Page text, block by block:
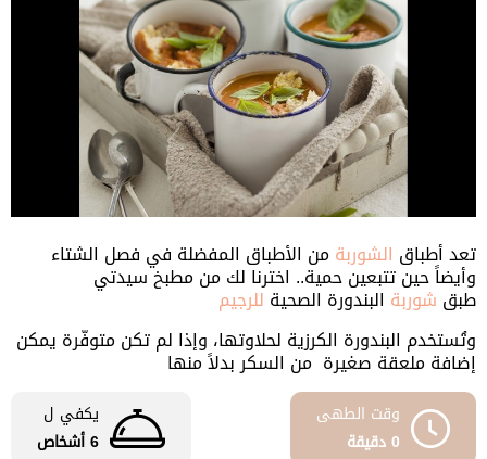
تعد أطباق الشوربةمن الأطباق المفضلة في فصل الشتاء
وأيضاً حين تتبعين حمية.. اخترنا لك من مطبخ سيدتي
طبق شوربة البندورة الصحية للرجيم
وتُستخدم البندورة الكرزية لحلاوتها، وإذا لم تكن متوفّرة يمكن
إضافة ملعقة صغيرة من السكر بدلاً منها
وقت الطهى
0 دقيقة
يكفي ل
6 أشخاص